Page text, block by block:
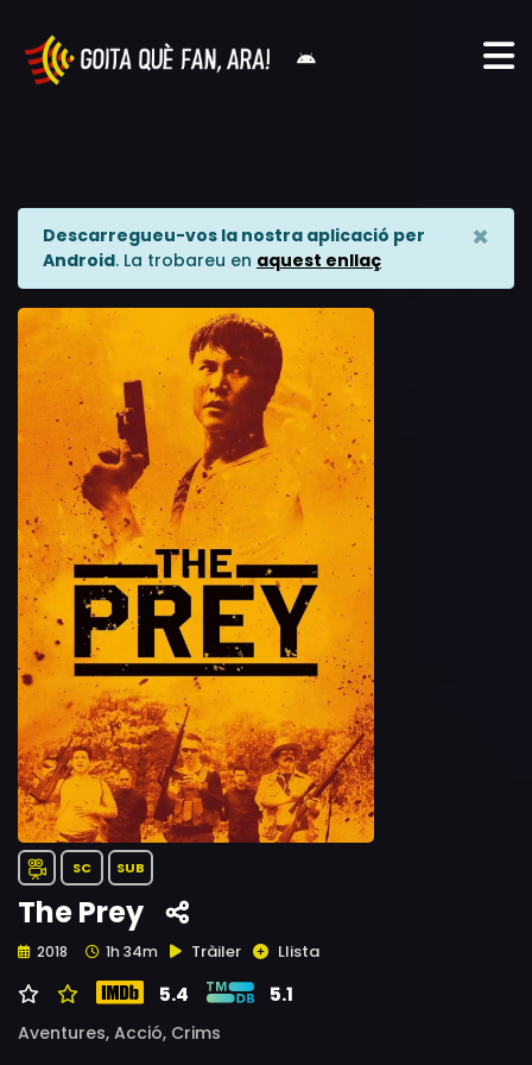
Descarregueu-vos la nostra aplicació per
Android. La trobareu en aquest enllaç
×
SC SUB
The Prey
2018 1h 34m Tràiler Llista
5.4 5.1
Aventures, Acció, Crims